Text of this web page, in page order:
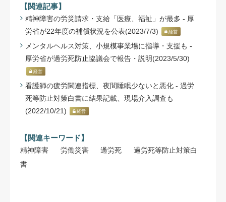
【関連記事】
精神障害の労災請求・支給「医療、福祉」が最多 - 厚
労省が22年度の補償状況を公表(2023/7/3)
経営
メンタルヘルス対策、小規模事業場に指導・支援も -
厚労省が過労死防止協議会で報告・説明(2023/5/30)
経営
看護師の疲労関連指標、夜間睡眠少ないと悪化 - 過労
死等防止対策白書に結果記載、現場介入調査も
(2022/10/21)
経営
【関連キーワード】
精神障害 労働災害 過労死
過労死等防止対策白
書